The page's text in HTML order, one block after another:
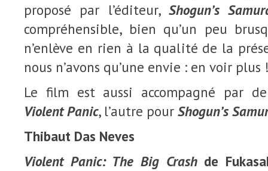
proposé par l’éditeur, Shogun’s
compréhensible, bien qu’un peu
n’enlève en rien à la qualité de la
nous n’avons qu’une envie : en voir plus
Le film est aussi accompagné par
Violent Panic, l’autre pour Shogun’s
Thibaut Das Neves
Violent Panic: The Big Crash de